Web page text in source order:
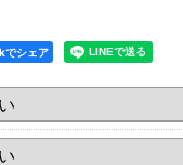
でシェア